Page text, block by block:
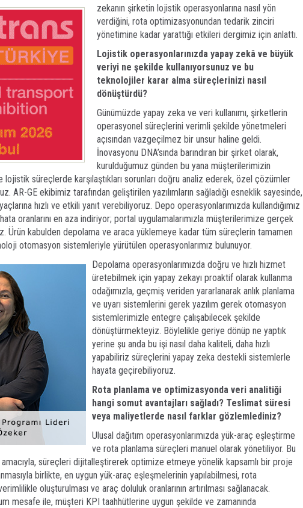
zekanın şirketin lojistik operasyonlarına nasıl yön
verdiğini, rota optimizasyonundan tedarik zinciri
yönetimine kadar yarattığı etkileri dergimiz için anlattı.
Lojistik operasyonlarınızda yapay zekâ ve büyük
veriyi ne şekilde kullanıyorsunuz ve bu
teknolojiler karar alma süreçlerinizi nasıl
dönüştürdü?
Günümüzde yapay zeka ve veri kullanımı, şirketlerin
operasyonel süreçlerini verimli şekilde yönetmeleri
açısından vazgeçilmez bir unsur haline geldi.
İnovasyonu DNA’sında barındıran bir şirket olarak,
kurulduğumuz günden bu yana müşterilerimizin
lojistik süreçlerde karşılaştıkları sorunları doğru analiz ederek, özel çözümler
AR-GE ekibimiz tarafından geliştirilen yazılımların sağladığı esneklik sayesinde,
hızlı ve etkili yanıt verebiliyoruz. Depo operasyonlarımızda kullandığımız
oranlarını en aza indiriyor; portal uygulamalarımızla müşterilerimize gerçek
Ürün kabulden depolama ve araca yüklemeye kadar tüm süreçlerin tamamen
otomasyon sistemleriyle yürütülen operasyonlarımız bulunuyor.
Depolama operasyonlarımızda doğru ve hızlı hizmet
üretebilmek için yapay zekayı proaktif olarak kullanma
odağımızla, geçmiş veriden yararlanarak anlık planlama
ve uyarı sistemlerini gerek yazılım gerek otomasyon
sistemlerimizle entegre çalışabilecek şekilde
dönüştürmekteyiz. Böylelikle geriye dönüp ne yaptık
yerine şu anda bu işi nasıl daha kaliteli, daha hızlı
yapabiliriz süreçlerini yapay zeka destekli sistemlerle
hayata geçirebiliyoruz.
Rota planlama ve optimizasyonda veri analitiği
hangi somut avantajları sağladı? Teslimat süresi
veya maliyetlerde nasıl farklar gözlemlediniz?
Ulusal dağıtım operasyonlarımızda yük-araç eşleştirme
ve rota planlama süreçleri manuel olarak yönetiliyor. Bu
amacıyla, süreçleri dijitalleştirerek optimize etmeye yönelik kapsamlı bir proje
birlikte, en uygun yük-araç eşleşmelerinin yapılabilmesi, rota
oluşturulması ve araç doluluk oranlarının artırılması sağlanacak.
mesafe ile, müşteri KPI taahhütlerine uygun şekilde ve zamanında